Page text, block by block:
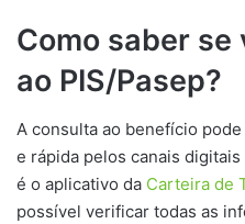
Como saber
ao PIS/Pasep?
A consulta ao benefício
e rápida pelos canais
é o aplicativo da Carteira de
possível verificar todas as